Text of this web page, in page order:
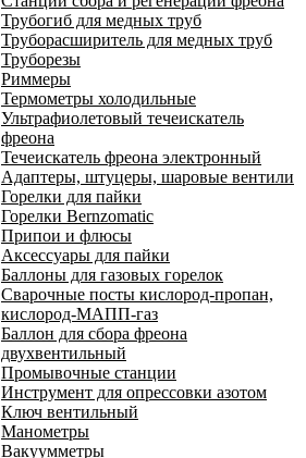
Трубогиб для медных труб
Труборасширитель для медных труб
Труборезы
Риммеры
Термометры холодильные
Ультрафиолетовый течеискатель
фреона
Течеискатель фреона электронный
Адаптеры, штуцеры, шаровые вентили
Горелки для пайки
Горелки Bernzomatic
Припои и флюсы
Аксессуары для пайки
Баллоны для газовых горелок
Сварочные посты кислород-пропан,
кислород-МАПП-газ
Баллон для сбора фреона
двухвентильный
Промывочные станции
Инструмент для опрессовки азотом
Ключ вентильный
Манометры
Вакуумметры